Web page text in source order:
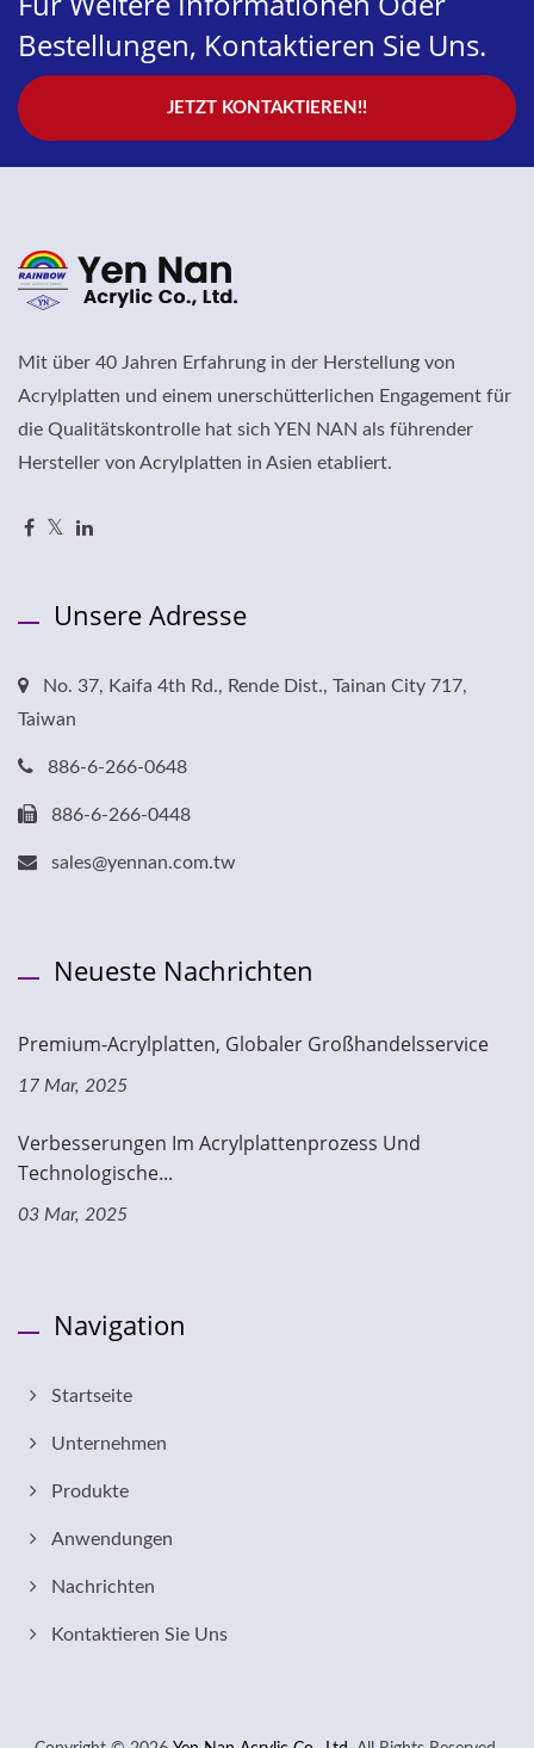
Bestellungen, Kontaktieren Sie Uns.
JETZT KONTAKTIEREN!!
Mit über 40 Jahren Erfahrung in der Herstellung von
Acrylplatten und einem unerschütterlichen Engagement für
die Qualitätskontrolle hat sich YEN NAN als führender
Hersteller von Acrylplatten in Asien etabliert.
Unsere Adresse
No. 37, Kaifa 4th Rd., Rende Dist., Tainan City 717,
Taiwan
886-6-266-0648
886-6-266-0448
sales@yennan.com.tw
Neueste Nachrichten
Premium-Acrylplatten, Globaler Großhandelsservice
17 Mar, 2025
Verbesserungen Im Acrylplattenprozess Und
Technologische...
03 Mar, 2025
Navigation
Startseite
Unternehmen
Produkte
Anwendungen
Nachrichten
Kontaktieren Sie Uns